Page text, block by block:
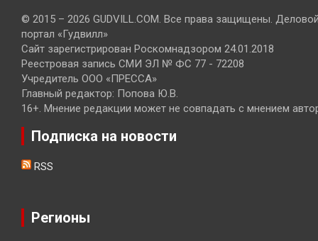
© 2015 – 2026 GUDVILL.COM. Все права защищены.
портал «Гудвилл»
Сайт зарегистрирован Роскомнадзором 24.01.2018
Реестровая запись СМИ ЭЛ № ФС 77 - 72208
Учредитель ООО «ПРЕССА»
Главный редактор: Попова Ю.В.
16+. Мнение редакции может не совпадать с мнением
Подписка на новости
RSS
Регионы